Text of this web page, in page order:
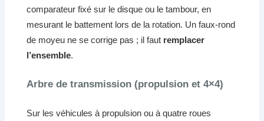
comparateur fixé sur le disque ou le tambour, en
mesurant le battement lors de la rotation. Un faux-rond
de moyeu ne se corrige pas ; il faut remplacer
l’ensemble.
Arbre de transmission (propulsion et 4×4)
Sur les véhicules à propulsion ou à quatre roues